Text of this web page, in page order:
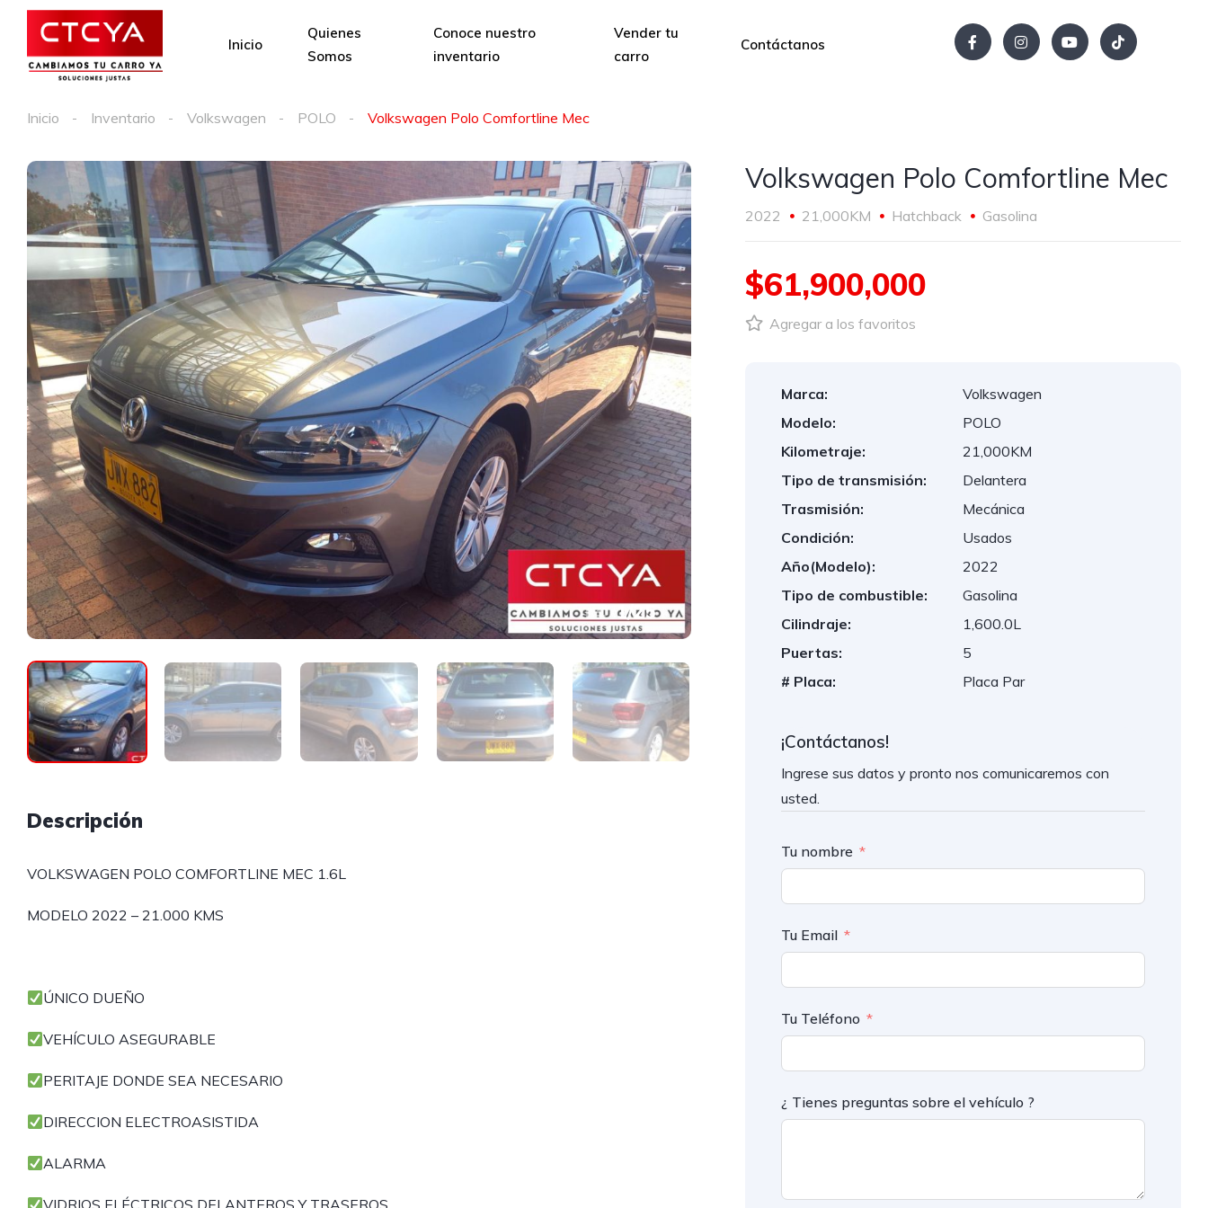
Inicio
Quienes
Somos
Conoce nuestro
inventario
Vender tu
carro
Contáctanos
Inicio Inventario Volkswagen POLO Volkswagen Polo Comfortline Mec
1/25
Descripción
VOLKSWAGEN POLO COMFORTLINE MEC 1.6L
MODELO 2022 – 21.000 KMS
ÚNICO DUEÑO
VEHÍCULO ASEGURABLE
PERITAJE DONDE SEA NECESARIO
DIRECCION ELECTROASISTIDA
ALARMA
Volkswagen Polo Comfortline Mec
2022 21,000KM Hatchback Gasolina
$61,900,000
Agregar a los favoritos
Marca:
Volkswagen
Modelo:
POLO
Kilometraje:
21,000KM
Tipo de transmisión:
Delantera
Trasmisión:
Mecánica
Condición:
Usados
Año(Modelo):
2022
Tipo de combustible:
Gasolina
Cilindraje:
1,600.0L
Puertas:
5
# Placa:
Placa Par
¡Contáctanos!
Ingrese sus datos y pronto nos comunicaremos con
usted.
Tu nombre
Tu Email
Tu Teléfono
¿ Tienes preguntas sobre el vehículo ?